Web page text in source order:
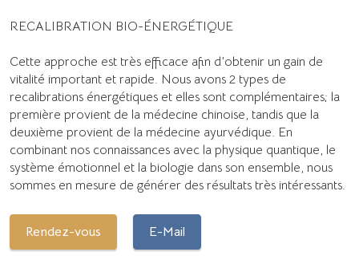
RECALIBRATION BIO-ÉNERGÉTIQUE
Cette approche est très efficace afin d’obtenir un gain de
vitalité important et rapide. Nous avons 2 types de
recalibrations énergétiques et elles sont complémentaires; la
première provient de la médecine chinoise, tandis que la
deuxième provient de la médecine ayurvédique. En
combinant nos connaissances avec la physique quantique, le
système émotionnel et la biologie dans son ensemble, nous
sommes en mesure de générer des résultats très intéressants.
Rendez-vous E-Mail